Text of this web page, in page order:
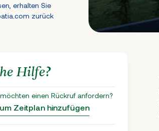
erhalten Sie
zurück
Hilfe?
einen Rückruf anfordern?
Zeitplan hinzufügen